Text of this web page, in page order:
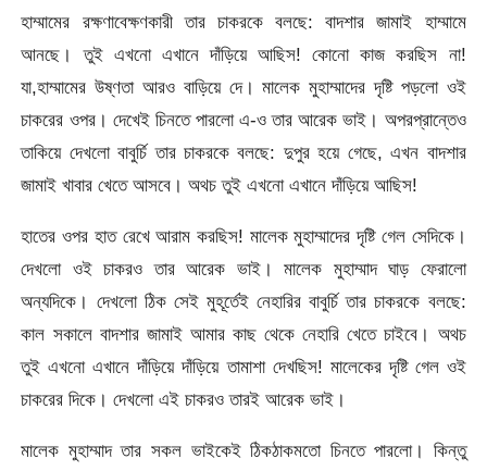
হাম্মামের রক্ষণাবেক্ষণকারী তার চাকরকে বলছে: বাদশার জামাই হাম্মামে
আনছে। তুই এখনো এখানে দাঁড়িয়ে আছিস! কোনো কাজ করছিস না!
যা,হাম্মামের উষ্ণতা আরও বাড়িয়ে দে। মালেক মুহাম্মাদের দৃষ্টি পড়লো ওই
চাকরের ওপর। দেখেই চিনতে পারলো এ-ও তার আরেক ভাই। অপরপ্রান্তেও
তাকিয়ে দেখলো বাবুর্চি তার চাকরকে বলছে: দুপুর হয়ে গেছে, এখন বাদশার
জামাই খাবার খেতে আসবে। অথচ তুই এখনো এখানে দাঁড়িয়ে আছিস!
হাতের ওপর হাত রেখে আরাম করছিস! মালেক মুহাম্মাদের দৃষ্টি গেল সেদিকে।
দেখলো ওই চাকরও তার আরেক ভাই। মালেক মুহাম্মাদ ঘাড় ফেরালো
অন্যদিকে। দেখলো ঠিক সেই মুহূর্তেই নেহারির বাবুর্চি তার চাকরকে বলছে:
কাল সকালে বাদশার জামাই আমার কাছ থেকে নেহারি খেতে চাইবে। অথচ
তুই এখনো এখানে দাঁড়িয়ে দাঁড়িয়ে তামাশা দেখছিস! মালেকের দৃষ্টি গেল ওই
চাকরের দিকে। দেখলো এই চাকরও তারই আরেক ভাই।
মালেক মুহাম্মাদ তার সকল ভাইকেই ঠিকঠাকমতো চিনতে পারলো। কিন্তু